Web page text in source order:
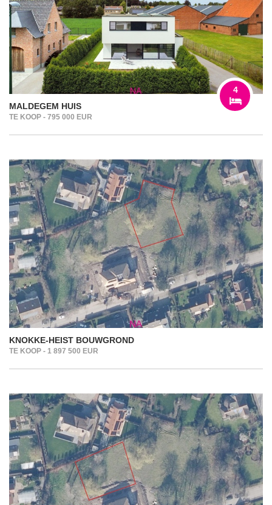
MALDEGEM HUIS
TE KOOP - 795 000 EUR
4
KNOKKE-HEIST BOUWGROND
TE KOOP - 1 897 500 EUR